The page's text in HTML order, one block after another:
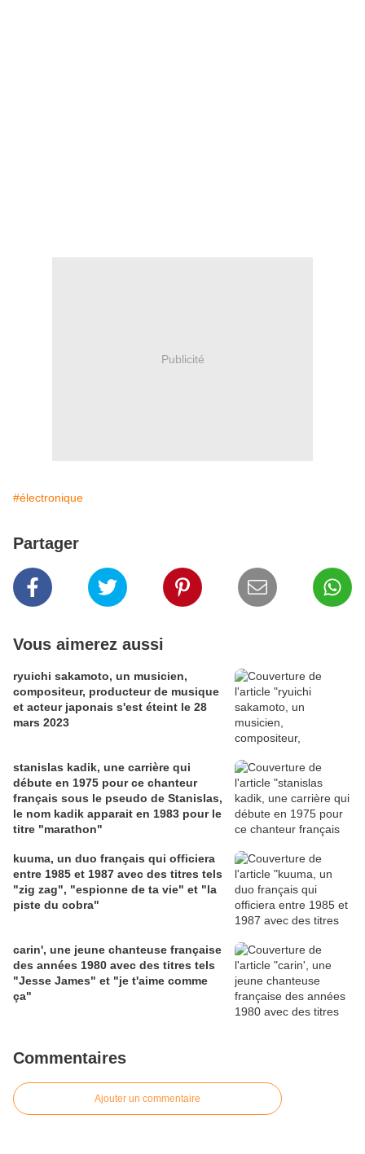
Publicité
#électronique
Partager
Vous aimerez aussi
ryuichi sakamoto, un musicien,
compositeur, producteur de musique
et acteur japonais s'est éteint le 28
mars 2023
stanislas kadik, une carrière qui
débute en 1975 pour ce chanteur
français sous le pseudo de Stanislas,
le nom kadik apparait en 1983 pour le
titre "marathon"
kuuma, un duo français qui officiera
entre 1985 et 1987 avec des titres tels
"zig zag", "espionne de ta vie" et "la
piste du cobra"
carin', une jeune chanteuse française
des années 1980 avec des titres tels
"Jesse James" et "je t'aime comme
ça"
Commentaires
Ajouter un commentaire